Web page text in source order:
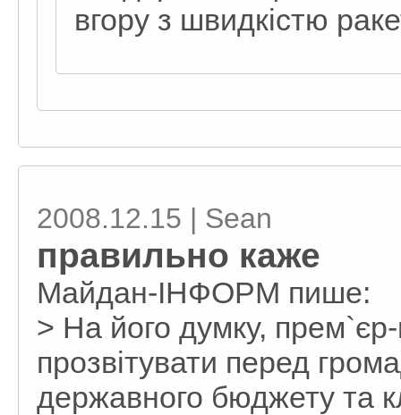
вгору з швидкістю
2008.12.15 | Sean
правильно каже
Майдан-ІНФОРМ пише:
> На його думку,
прозвітувати перед
державного бюджету та